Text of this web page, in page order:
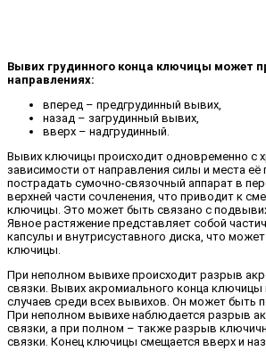
Вывих грудинного конца ключицы может
направлениях:
вперед – предгрудинный вывих,
назад – загрудинный вывих,
вверх – надгрудинный.
Вывих ключицы происходит одновременно с
зависимости от направления силы и места
пострадать сумочно-связочный аппарат в
верхней части сочленения, что приводит к
ключицы. Это может быть связано с
Явное растяжение представляет собой
капсулы и внутрисуставного диска, что
ключицы.
При неполном вывихе происходит разрыв
связки. Вывих акромиального конца ключицы
случаев среди всех вывихов. Он может быть
При неполном вывихе наблюдается разрыв
связки, а при полном – также разрыв
связки. Конец ключицы смещается вверх и